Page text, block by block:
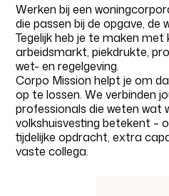
Werken bij een
die passen bij de opgave, de
Tegelijk heb je te maken
arbeidsmarkt, piekdrukte,
wet- en regelgeving.
Corpo Mission helpt je om
op te lossen. We verbinden
professionals die weten wat
volkshuisvesting betekent –
tijdelijke opdracht, extra
vaste collega.